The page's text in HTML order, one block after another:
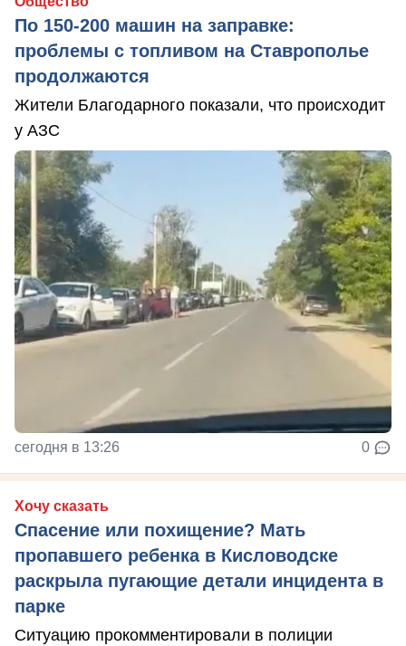
По 150-200 машин на заправке:
проблемы с топливом на Ставрополье
продолжаются
Жители Благодарного показали, что происходит
у АЗС
сегодня в 13:26 0
Хочу сказать
Спасение или похищение? Мать
пропавшего ребенка в Кисловодске
раскрыла пугающие детали инцидента в
парке
Ситуацию прокомментировали в полиции